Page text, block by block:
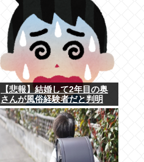
【悲報】結婚して2年目の奥
さんが風俗経験者だと判明